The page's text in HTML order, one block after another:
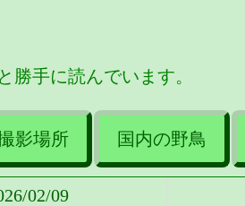
勝手に読んでいます。
影場所 国内の野鳥
02/09